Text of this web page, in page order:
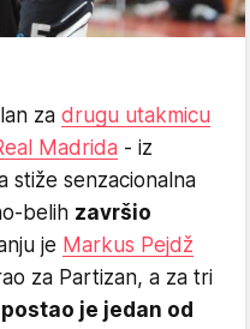
za drugu utakmicu
Madrida - iz
stiže senzacionalna
belih završio
je Markus Pejdž
za Partizan, a za tri
postao je jedan od